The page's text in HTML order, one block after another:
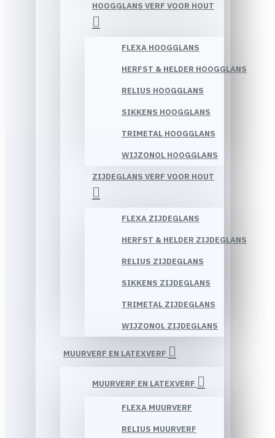
HOOGGLANS VERF VOOR HOUT
FLEXA HOOGGLANS
HERFST & HELDER HOOGGLANS
RELIUS HOOGGLANS
SIKKENS HOOGGLANS
TRIMETAL HOOGGLANS
WIJZONOL HOOGGLANS
ZIJDEGLANS VERF VOOR HOUT
FLEXA ZIJDEGLANS
HERFST & HELDER ZIJDEGLANS
RELIUS ZIJDEGLANS
SIKKENS ZIJDEGLANS
TRIMETAL ZIJDEGLANS
WIJZONOL ZIJDEGLANS
MUURVERF EN LATEXVERF
MUURVERF EN LATEXVERF
FLEXA MUURVERF
RELIUS MUURVERF